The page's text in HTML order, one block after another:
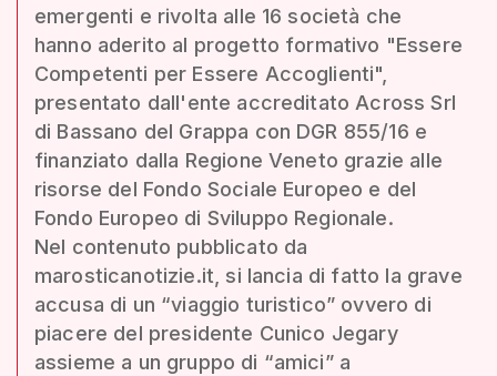
emergenti e rivolta alle 16 società che
hanno aderito al progetto formativo "Essere
Competenti per Essere Accoglienti",
presentato dall'ente accreditato Across Srl
di Bassano del Grappa con DGR 855/16 e
finanziato dalla Regione Veneto grazie alle
risorse del Fondo Sociale Europeo e del
Fondo Europeo di Sviluppo Regionale.
Nel contenuto pubblicato da
marosticanotizie.it, si lancia di fatto la grave
accusa di un “viaggio turistico” ovvero di
piacere del presidente Cunico Jegary
assieme a un gruppo di “amici” a